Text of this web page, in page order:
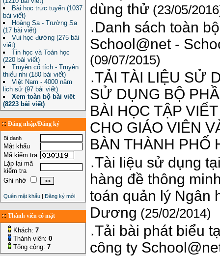
Bài học trực tuyến (1037
bài viết)
Hoàng Sa - Trường Sa
(17 bài viết)
Vui học đường (275 bài
viết)
Tin học và Toán học
(220 bài viết)
Truyện cổ tích - Truyện
thiếu nhi (180 bài viết)
Việt Nam - 4000 năm
lịch sử (97 bài viết)
Xem toàn bộ bài viết
(8223 bài viết)
Đăng nhập/Đăng ký
Bí danh
Mật khẩu
Mã kiểm tra
Lặp lại mã
kiểm tra
Ghi nhớ
Quên mật khẩu | Đăng ký mới
Thành viên có mặt
Khách: 7
Thành viên: 0
Tổng cộng: 7
dùng thử (23/05/
Danh sách toàn
School@net -
(09/07/2015)
TẢI TÀI LIỆU SỬ
SỬ DỤNG BỘ
BÀI HỌC TẬP
CHO GIÁO VIÊN
BÀN THÀNH PHỐ
Tài liệu sử dụng
hàng đề thông
toán quản lý Ngân
Dương (25/02/2014)
Tải bài phát biểu
công ty